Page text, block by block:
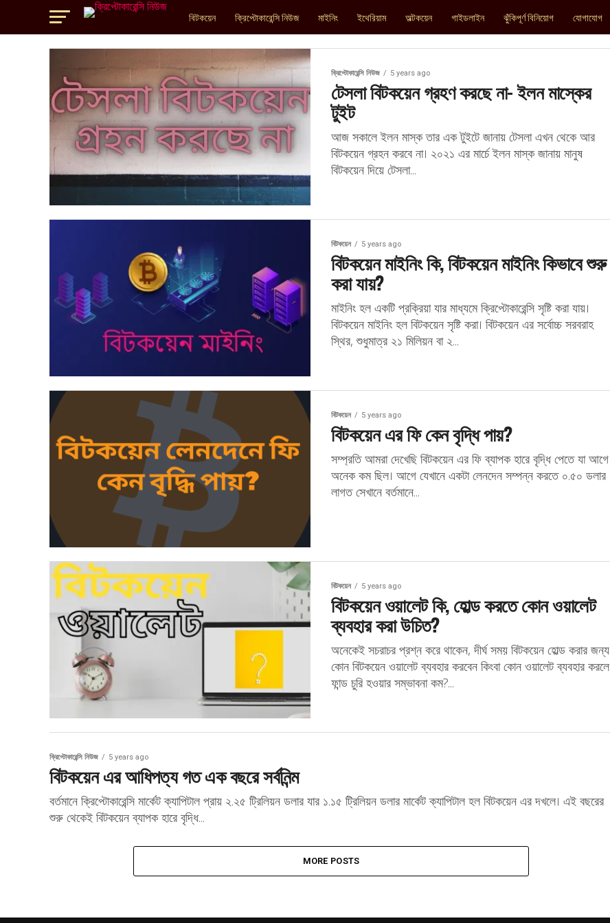
বিটকয়েন ক্রিপ্টোকারেন্সি নিউজ মাইনিং ইথেরিয়াম অল্টকয়েন গাইডলাইন ঝুঁকিপূর্ণ বিনিয়োগ যোগাযোগ
ক্রিপ্টোকারেন্সি নিউজ 5 years ago
টেসলা বিটকয়েন গ্রহণ করছে না- ইলন মাস্কের
টুইট
আজ সকালে ইলন মাস্ক তার এক টুইটে জানায় টেসলা এখন থেকে আর
বিটকয়েন গ্রহন করবে না। ২০২১ এর মার্চে ইলন মাস্ক জানায় মানুষ
বিটকয়েন দিয়ে টেসলা...
বিটকয়েন 5 years ago
বিটকয়েন মাইনিং কি, বিটকয়েন মাইনিং কিভাবে শুরু
করা যায়?
মাইনিং হল একটি প্রক্রিয়া যার মাধ্যমে ক্রিপ্টোকারেন্সি সৃষ্টি করা যায়।
বিটকয়েন মাইনিং হল বিটকয়েন সৃষ্টি করা। বিটকয়েন এর সর্বোচ্চ সরবরাহ
স্থির, শুধুমাত্র ২১ মিলিয়ন বা ২...
বিটকয়েন 5 years ago
বিটকয়েন এর ফি কেন বৃদ্ধি পায়?
সম্প্রতি আমরা দেখেছি বিটকয়েন এর ফি ব্যাপক হারে বৃদ্ধি পেতে যা আগে
অনেক কম ছিল। আগে যেখানে একটা লেনদেন সম্পন্ন করতে ০.৫০ ডলার
লাগত সেখানে বর্তমানে...
বিটকয়েন 5 years ago
বিটকয়েন ওয়ালেট কি, হোল্ড করতে কোন ওয়ালেট
ব্যবহার করা উচিত?
অনেকেই সচরাচর প্রশ্ন করে থাকেন, দীর্ঘ সময় বিটকয়েন হোল্ড করার জন্য
কোন বিটকয়েন ওয়ালেট ব্যবহার করবেন কিংবা কোন ওয়ালেট ব্যবহার করলে
ফান্ড চুরি হওয়ার সম্ভাবনা কম?...
ক্রিপ্টোকারেন্সি নিউজ 5 years ago
বিটকয়েন এর আধিপত্য গত এক বছরে সর্বনিন্ম
বর্তমানে ক্রিপ্টোকারেন্সি মার্কেট ক্যাপিটাল প্রায় ২.২৫ ট্রিলিয়ন ডলার যার ১.১৫ ট্রিলিয়ন ডলার মার্কেট ক্যাপিটাল হল বিটকয়েন এর দখলে। এই বছরের
শুরু থেকেই বিটকয়েন ব্যাপক হারে বৃদ্ধি...
MORE POSTS